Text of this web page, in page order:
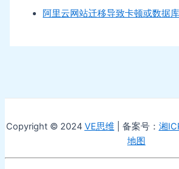
阿里云网站迁移导致卡顿或数据
Copyright © 2024 VE思维 | 备案号： 湘
地图